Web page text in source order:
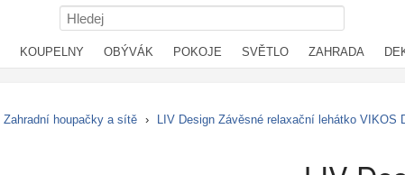
KOUPELNY OBÝVÁK POKOJE SVĚTLO ZAHRADA
Zahradní houpačky a sítě ›
LIV Design Závěsné relaxační lehátko VIKOS